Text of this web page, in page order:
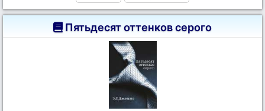
Пятьдесят оттенков серого